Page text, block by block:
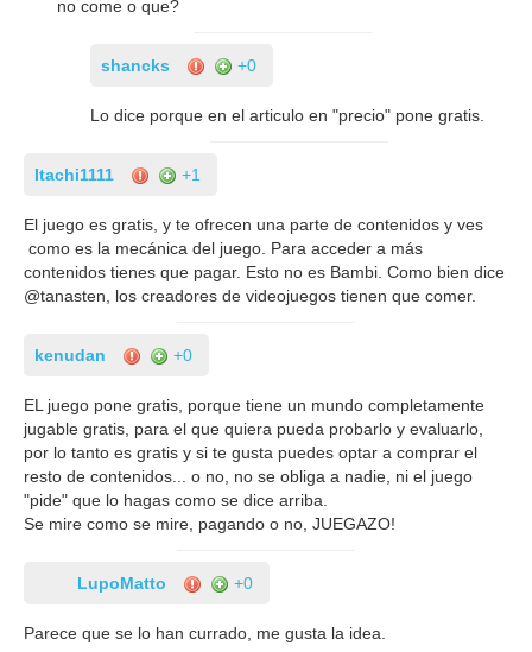
no come o que?
shancks +0
Lo dice porque en el articulo en "precio" pone gratis.
Itachi1111 +1
El juego es gratis, y te ofrecen una parte de contenidos y ves
como es la mecánica del juego. Para acceder a más
contenidos tienes que pagar. Esto no es Bambi. Como bien dice
@tanasten, los creadores de videojuegos tienen que comer.
kenudan +0
EL juego pone gratis, porque tiene un mundo completamente
jugable gratis, para el que quiera pueda probarlo y evaluarlo,
por lo tanto es gratis y si te gusta puedes optar a comprar el
resto de contenidos... o no, no se obliga a nadie, ni el juego
"pide" que lo hagas como se dice arriba.
Se mire como se mire, pagando o no, JUEGAZO!
LupoMatto +0
Parece que se lo han currado, me gusta la idea.